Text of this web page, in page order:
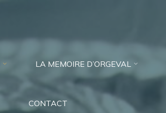
LA MEMOIRE D’ORGEVAL
CONTACT